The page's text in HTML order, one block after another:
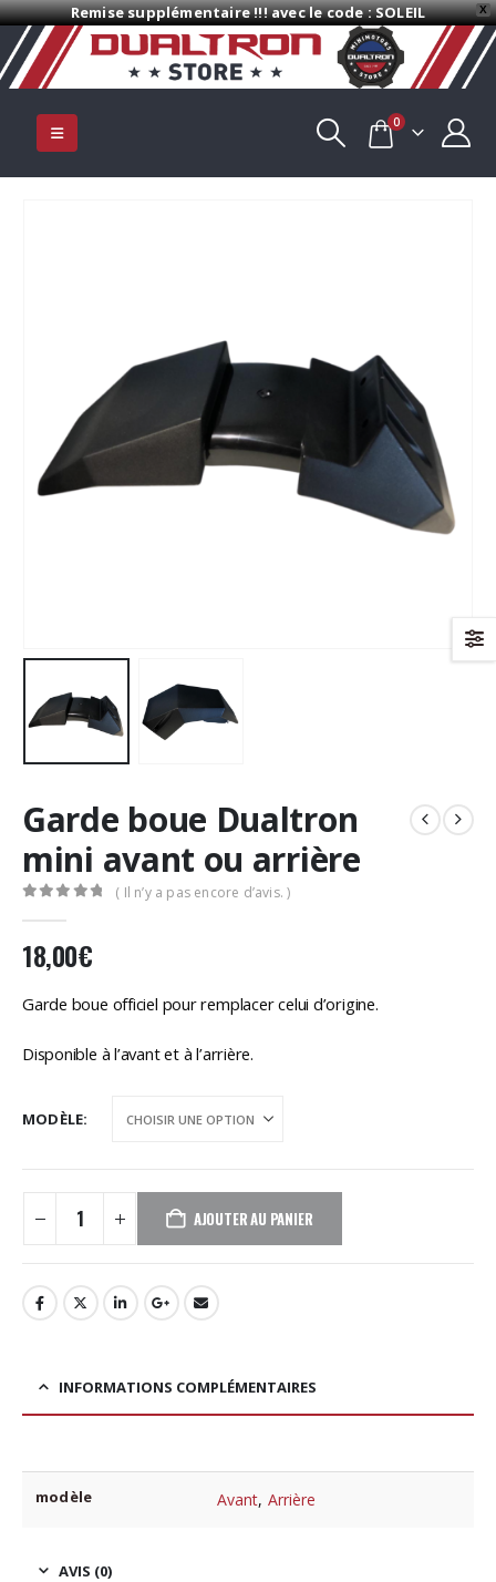
X
Remise supplémentaire !!! avec le code : SOLEIL
0
Garde boue Dualtron
mini avant ou arrière
( Il n’y a pas encore d’avis. )
18,00€
Garde boue officiel pour remplacer celui d’origine.
Disponible à l’avant et à l’arrière.
MODÈLE
AJOUTER AU PANIER
INFORMATIONS COMPLÉMENTAIRES
modèle Avant, Arrière
AVIS (0)